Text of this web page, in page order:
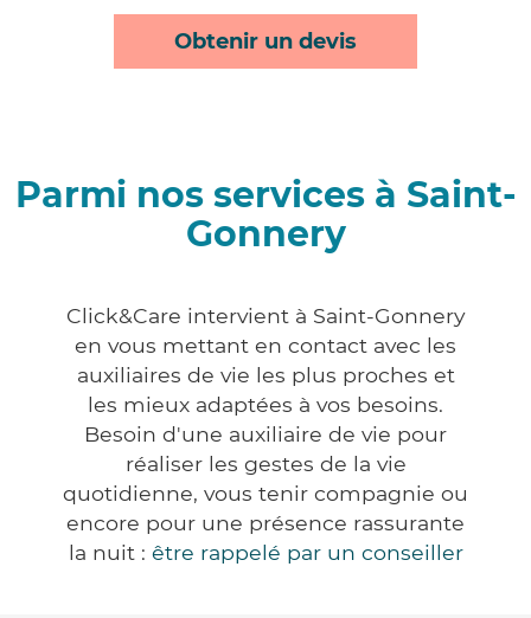
Obtenir un devis
Parmi nos services à Saint-
Gonnery
Click&Care intervient à Saint-Gonnery
en vous mettant en contact avec les
auxiliaires de vie les plus proches et
les mieux adaptées à vos besoins.
Besoin d'une auxiliaire de vie pour
réaliser les gestes de la vie
quotidienne, vous tenir compagnie ou
encore pour une présence rassurante
la nuit : être rappelé par un conseiller